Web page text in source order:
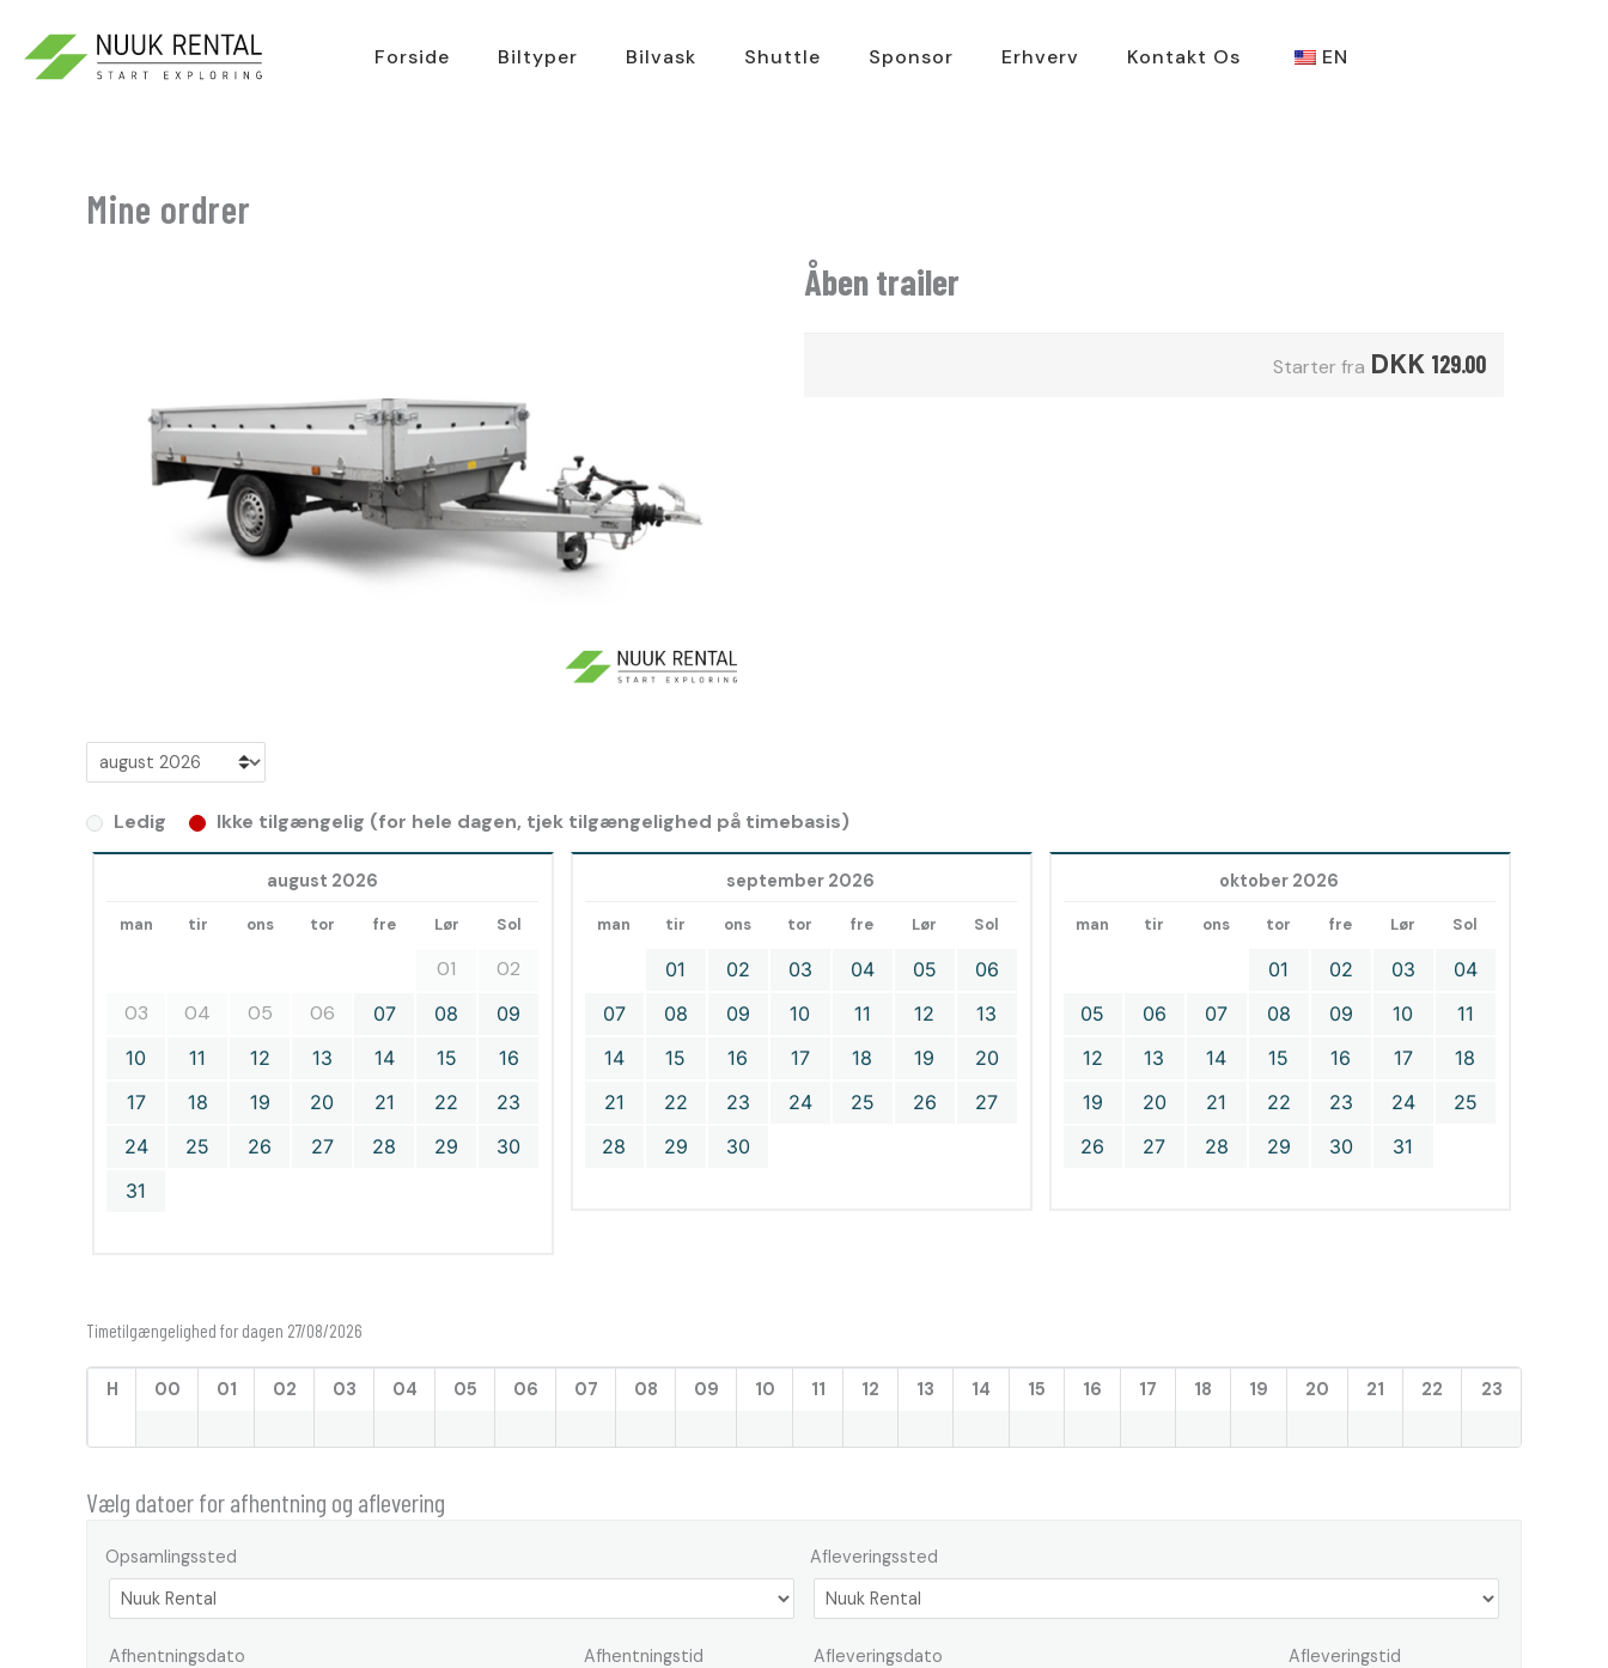
Forside Biltyper Bilvask Shuttle Sponsor Erhverv Kontakt Os EN
Mine ordrer
Åben trailer
Starter fra DKK 129.00
Ledig Ikke tilgængelig (for hele dagen, tjek tilgængelighed på timebasis)
august 2026
man tir ons tor fre Lør Sol
01
02
03
04 05 06 07 08
09
10
11 12 13 14 15
16
17
18 19 20 21 22
23
24
25 26 27 28 29
30
31
september 2026
man tir ons tor fre Lør Sol
01 02 03 04 05
06
07
08 09 10 11 12
13
14
15 16 17 18 19
20
21
22 23 24 25 26
27
28
29 30
oktober 2026
man tir ons tor fre Lør Sol
01 02 03
04
05
06 07 08 09 10
11
12
13 14 15 16 17
18
19
20 21 22 23 24
25
26
27 28 29 30 31
Timetilgængelighed for dagen 27/08/2026
H 00 01 02 03 04 05 06 07 08 09 10 11 12 13 14 15 16 17 18 19 20 21 22 23
Vælg datoer for afhentning og aflevering
Opsamlingssted Afleveringssted
Afhentningsdato Afhentningstid Afleveringsdato Afleveringstid